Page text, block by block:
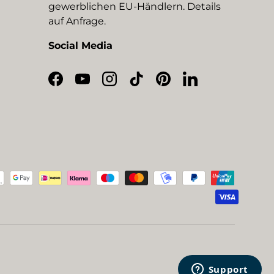
gewerblichen EU-Händlern. Details
auf Anfrage.
Social Media
Facebook
YouTubeInstagram
TikTokPinterestLinkedIn